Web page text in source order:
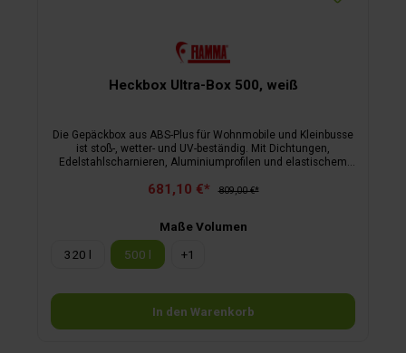
Heckbox Ultra-Box 500, weiß
Die Gepäckbox aus ABS-Plus für Wohnmobile und Kleinbusse
ist stoß-, wetter- und UV-beständig. Mit Dichtungen,
Edelstahlscharnieren, Aluminiumprofilen und elastischem
auf Carry-Bike-Fahrradträgern.
681,10 €* 809,00 €*
Maße Volumen
320 l
500 l +1
In den Warenkorb